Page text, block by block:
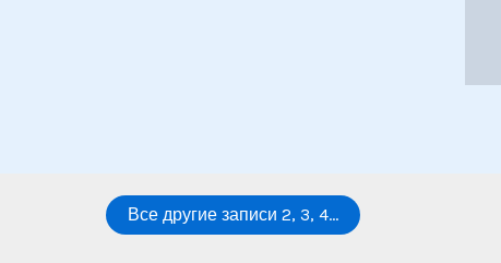
Все другие записи 2, 3, 4...